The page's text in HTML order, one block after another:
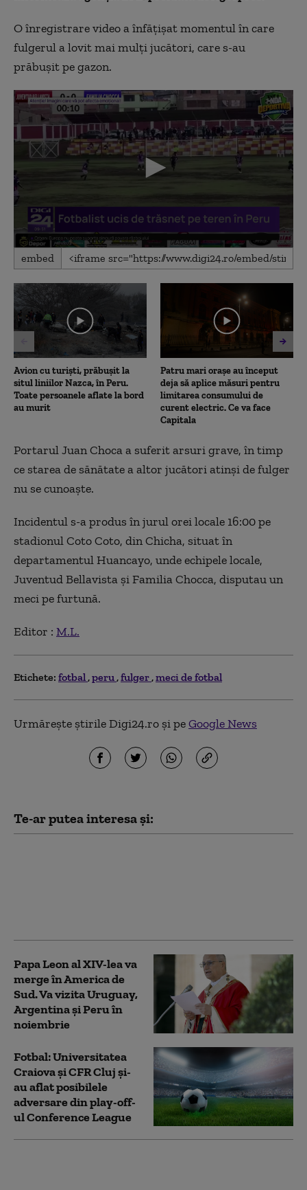
O înregistrare video a înfăţişat momentul în care
fulgerul a lovit mai mulţi jucători, care s-au
prăbuşit pe gazon.
0
seconds
34
seconds
embed
Avion cu turiști, prăbușit la
situl liniilor Nazca, în Peru.
Toate persoanele aflate la bord
au murit
Patru mari orașe au început
deja să aplice măsuri pentru
limitarea consumului de
curent electric. Ce va face
Capitala
Portarul Juan Choca a suferit arsuri grave, în timp
ce starea de sănătate a altor jucători atinşi de fulger
nu se cunoaşte.
Incidentul s-a produs în jurul orei locale 16:00 pe
stadionul Coto Coto, din Chicha, situat în
departamentul Huancayo, unde echipele locale,
Juventud Bellavista şi Familia Chocca, disputau un
meci pe furtună.
Editor : M.L.
Etichete: fotbal peru fulger meci de fotbal
Urmărește știrile Digi24.ro și peGoogle News
Te-ar putea interesa și:
Papa Leon al XIV-lea va
merge în America de
Sud. Va vizita Uruguay,
Argentina și Peru în
noiembrie
Fotbal: Universitatea
Craiova şi CFR Cluj şi-
au aflat posibilele
adversare din play-off-
ul Conference League